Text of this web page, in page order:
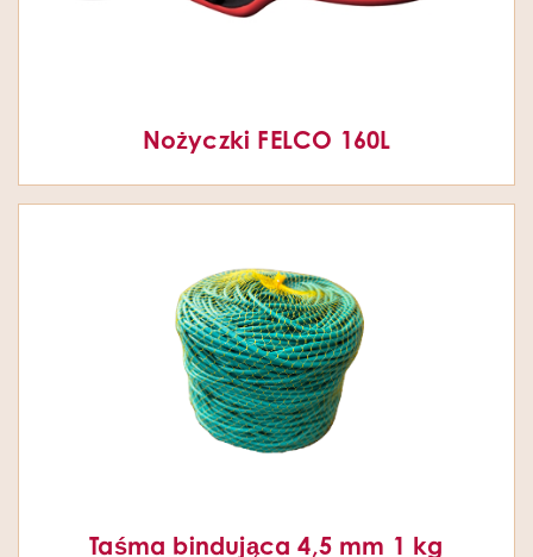
Nożyczki FELCO 160L
Taśma bindująca 4,5 mm 1 kg